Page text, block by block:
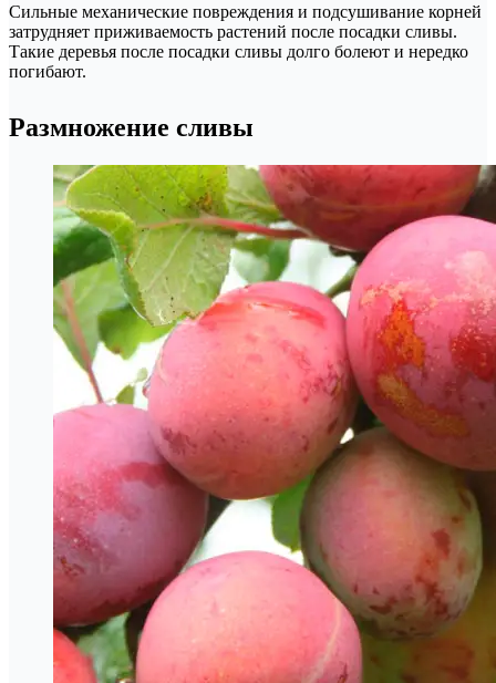
Сильные механические повреждения и подсушивание корней
затрудняет приживаемость растений после посадки сливы.
Такие деревья после посадки сливы долго болеют и нередко
погибают.
Размножение сливы